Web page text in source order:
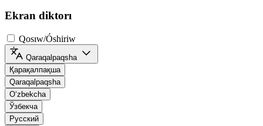
Ekran diktorı
Qosıw/Óshiriw
Qaraqalpaqsha
Қарақалпақша
Qaraqalpaqsha
O‘zbekcha
Ўзбекча
Русский